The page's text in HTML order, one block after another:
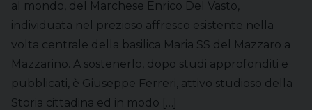
al mondo, del Marchese Enrico Del Vasto,
individuata nel prezioso affresco esistente nella
volta centrale della basilica Maria SS del Mazzaro a
Mazzarino. A sostenerlo, dopo studi approfonditi e
pubblicati, è Giuseppe Ferreri, attivo studioso della
Storia cittadina ed in modo […]